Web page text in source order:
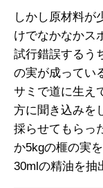
しかし原材料が
けでなかなかス
試行錯誤するう
の実が成ってい
サミで道に生え
方に聞き込みを
採らせてもらっ
か5kgの榧の実
30mlの精油を抽